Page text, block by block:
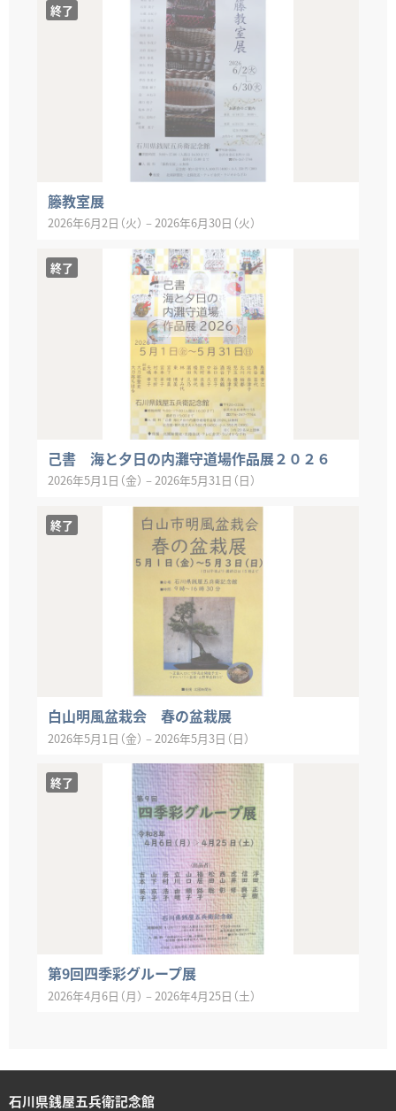
終了
籐教室展
2026年6月2日（火） – 2026年6月30日（火）
終了
己書 海と夕日の内灘守道場作品展２０２６
2026年5月1日（金） – 2026年5月31日（日）
終了
白山明風盆栽会 春の盆栽展
2026年5月1日（金） – 2026年5月3日（日）
終了
第9回四季彩グループ展
2026年4月6日（月） – 2026年4月25日（土）
石川県銭屋五兵衛記念館